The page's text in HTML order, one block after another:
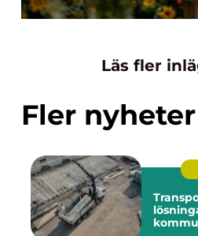
Läs fler
Fler nyheter